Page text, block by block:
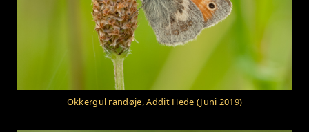
Okkergul randøje, Addit Hede (Juni 2019)